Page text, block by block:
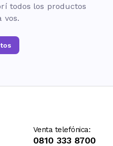
todos los productos
vos.
Venta telefónica:
0810 333 8700